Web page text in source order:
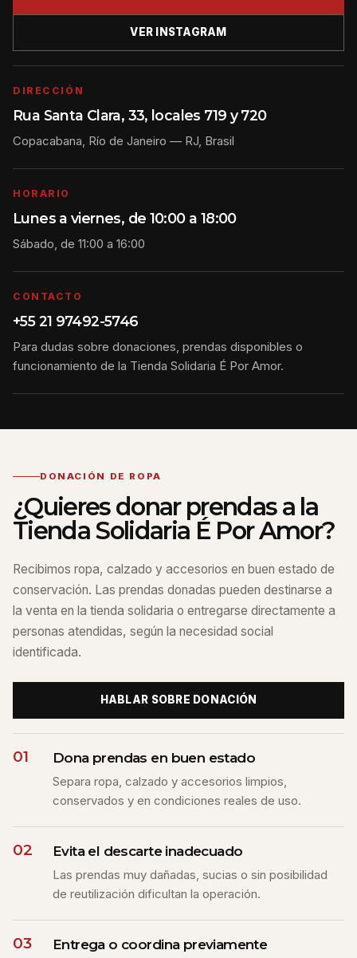
VER INSTAGRAM
DIRECCIÓN
Rua Santa Clara, 33, locales 719 y 720
Copacabana, Río de Janeiro — RJ, Brasil
HORARIO
Lunes a viernes, de 10:00 a 18:00
Sábado, de 11:00 a 16:00
CONTACTO
+55 21 97492-5746
Para dudas sobre donaciones, prendas disponibles o
funcionamiento de la Tienda Solidaria É Por Amor.
DONACIÓN DE ROPA
¿Quieres donar prendas a la
Tienda Solidaria É Por Amor?
Recibimos ropa, calzado y accesorios en buen estado de
conservación. Las prendas donadas pueden destinarse a
la venta en la tienda solidaria o entregarse directamente a
personas atendidas, según la necesidad social
identificada.
HABLAR SOBRE DONACIÓN
01 Dona prendas en buen estado
Separa ropa, calzado y accesorios limpios,
conservados y en condiciones reales de uso.
02 Evita el descarte inadecuado
Las prendas muy dañadas, sucias o sin posibilidad
de reutilización dificultan la operación.
03 Entrega o coordina previamente